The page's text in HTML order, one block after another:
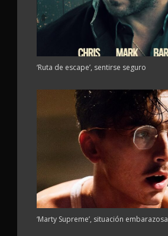
‘Ruta de escape’, sentirse seguro
‘Marty Supreme’, situación embarazosa